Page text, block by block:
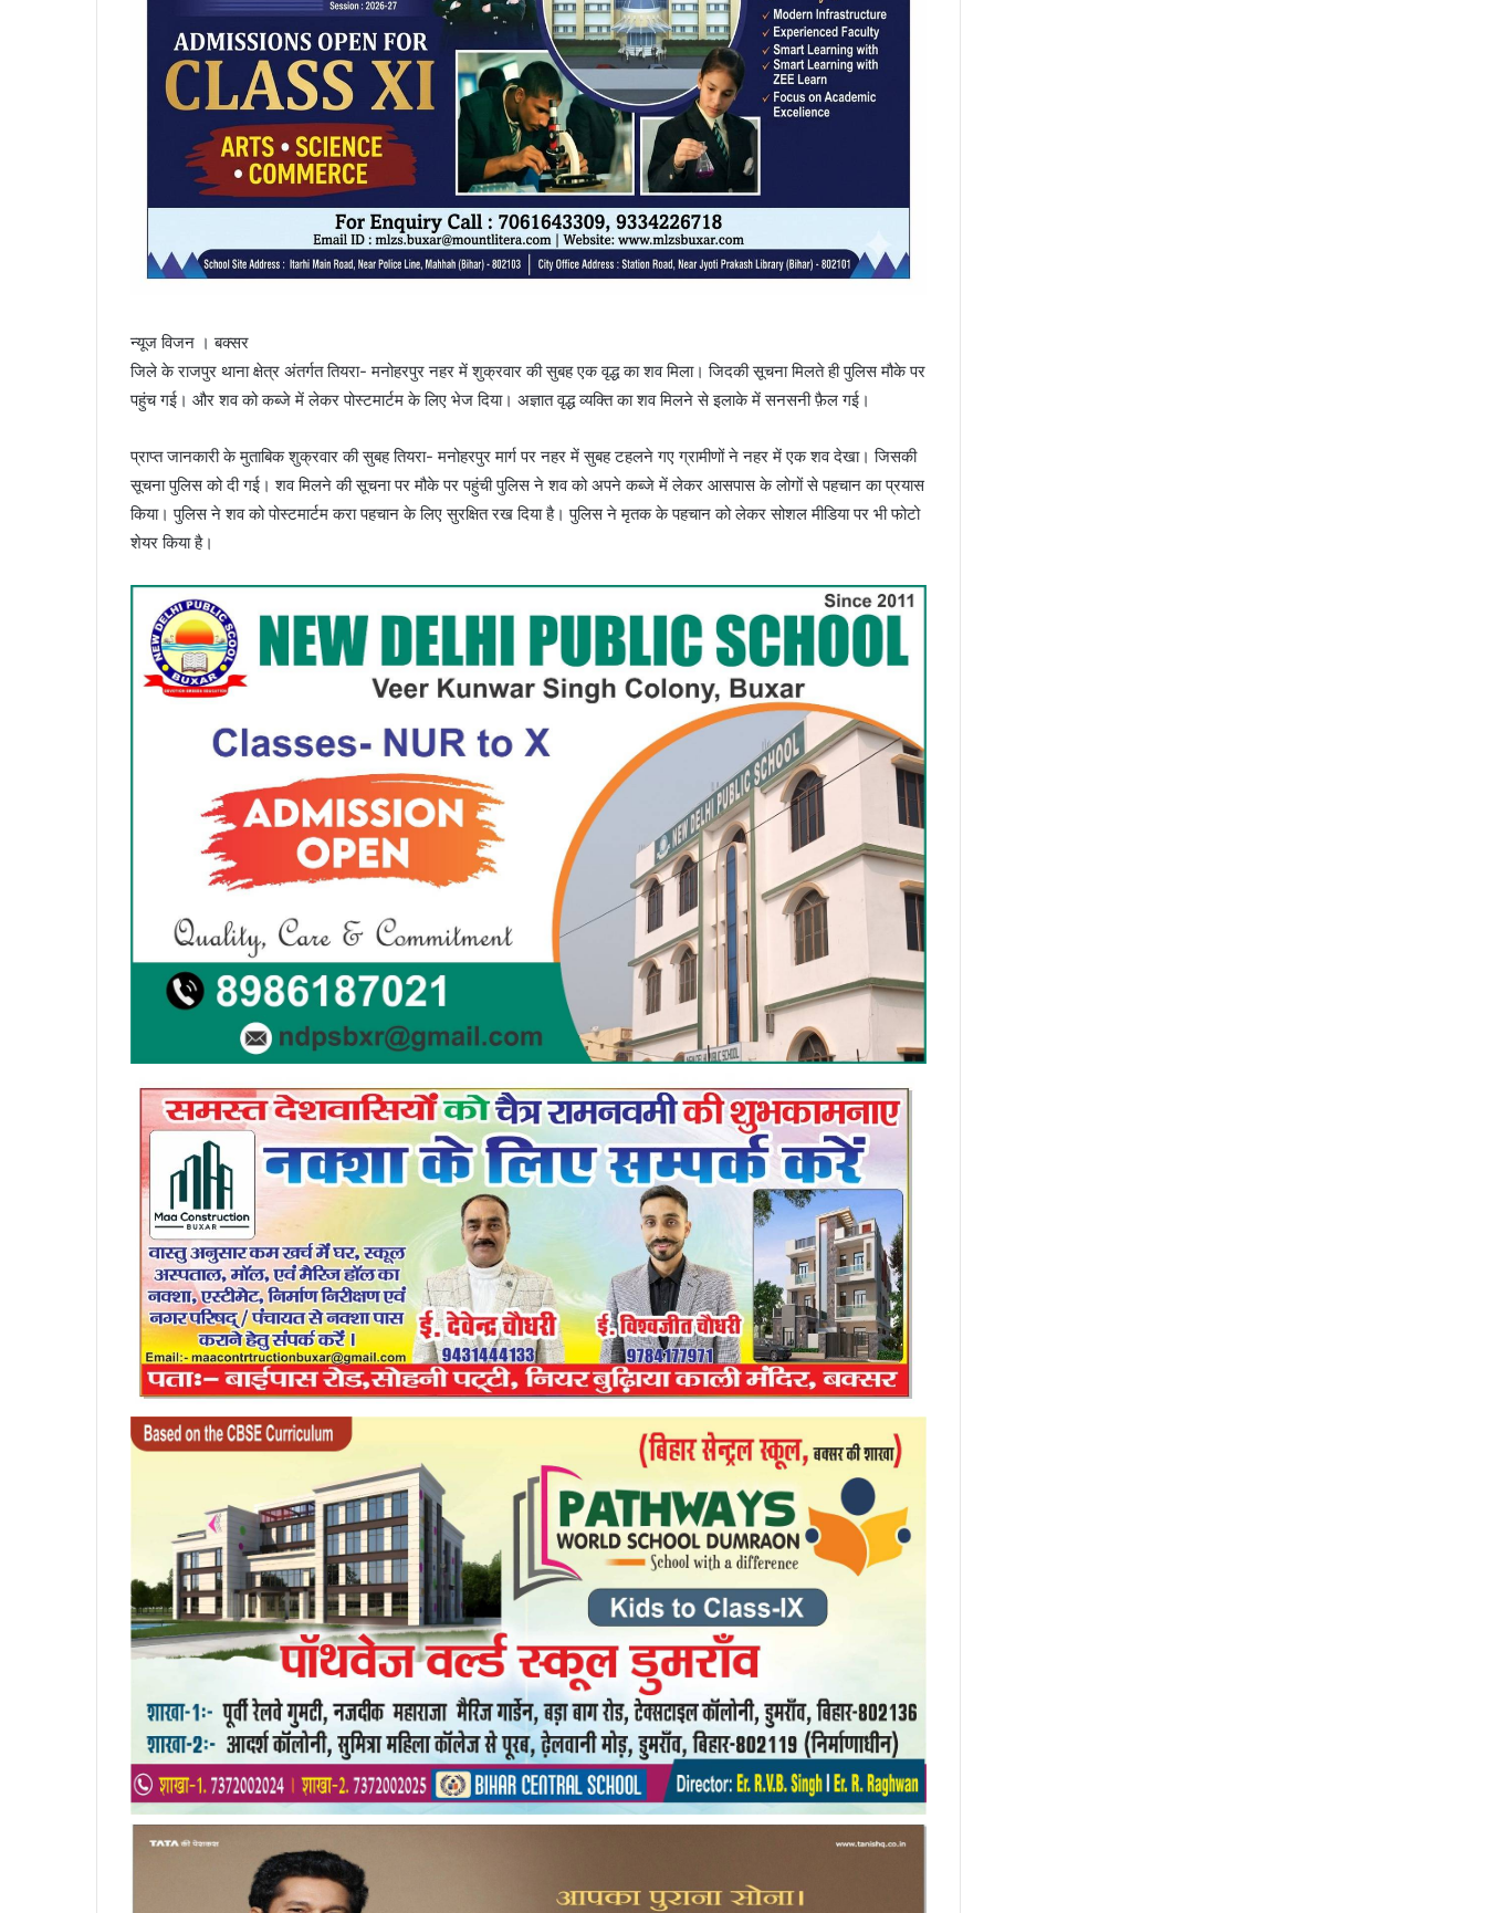
न्यूज विजन । बक्सर
जिले के राजपुर थाना क्षेत्र अंतर्गत तियरा- मनोहरपुर नहर में शुक्रवार की सुबह एक वृद्ध का शव मिला। जिदकी सूचना मिलते ही पुलिस मौके पर
पहुंच गई। और शव को कब्जे में लेकर पोस्टमार्टम के लिए भेज दिया। अज्ञात वृद्ध व्यक्ति का शव मिलने से इलाके में सनसनी फ़ैल गई।
प्राप्त जानकारी के मुताबिक शुक्रवार की सुबह तियरा- मनोहरपुर मार्ग पर नहर में सुबह टहलने गए ग्रामीणों ने नहर में एक शव देखा। जिसकी
सूचना पुलिस को दी गई। शव मिलने की सूचना पर मौके पर पहुंची पुलिस ने शव को अपने कब्जे में लेकर आसपास के लोगों से पहचान का प्रयास
किया। पुलिस ने शव को पोस्टमार्टम करा पहचान के लिए सुरक्षित रख दिया है। पुलिस ने मृतक के पहचान को लेकर सोशल मीडिया पर भी फोटो
शेयर किया है।